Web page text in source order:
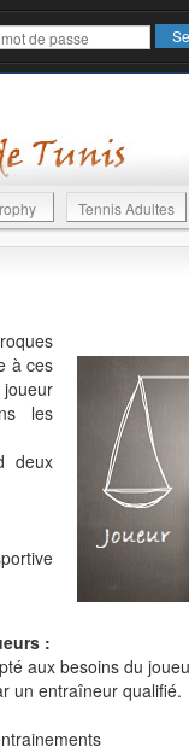
Tennis Adultes
à ces
les
deux
:
aux besoins du
un entraîneur qualifié.